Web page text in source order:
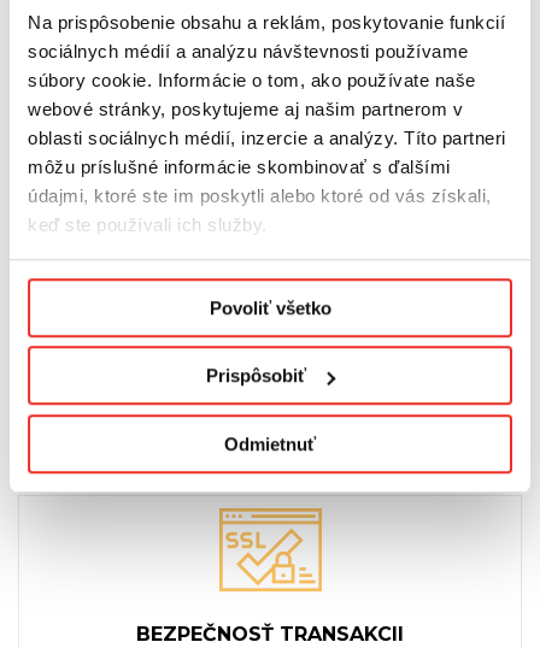
Na prispôsobenie obsahu a reklám, poskytovanie funkcií
sociálnych médií a analýzu návštevnosti používame
súbory cookie. Informácie o tom, ako používate naše
webové stránky, poskytujeme aj našim partnerom v
oblasti sociálnych médií, inzercie a analýzy. Títo partneri
môžu príslušné informácie skombinovať s ďalšími
údajmi, ktoré ste im poskytli alebo ktoré od vás získali,
keď ste používali ich služby.
Podmienky ochrany osobných údajov.
Povoliť všetko
Prispôsobiť
Odmietnuť
Fólie
Terasa a záhrada
Dekoratívne lišty
Vzorky
Vianoce
RÝCHLE DODANIE!
Rýchle dodanie zaručené vďaka kuriérskej dodávke
BEZPEČNOSŤ TRANSAKCII